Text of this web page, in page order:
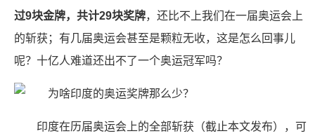
过9块金牌，共计29块奖牌，还比不上我们在一届奥运会上
的斩获；有几届奥运会甚至是颗粒无收，这是怎么回事儿
呢？十亿人难道还出不了一个奥运冠军吗？
印度在历届奥运会上的全部斩获（截止本文发布），可